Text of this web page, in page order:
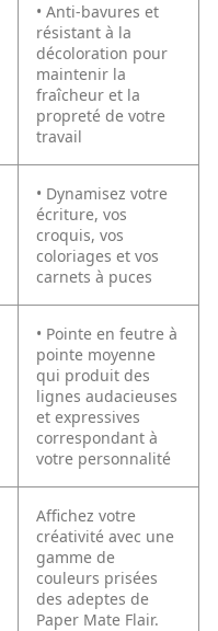
• Anti-bavures et
résistant à la
décoloration pour
maintenir la
fraîcheur et la
propreté de votre
travail
• Dynamisez votre
écriture, vos
croquis, vos
coloriages et vos
carnets à puces
• Pointe en feutre à
pointe moyenne
qui produit des
lignes audacieuses
et expressives
correspondant à
votre personnalité
Affichez votre
créativité avec une
gamme de
couleurs prisées
des adeptes de
Paper Mate Flair.